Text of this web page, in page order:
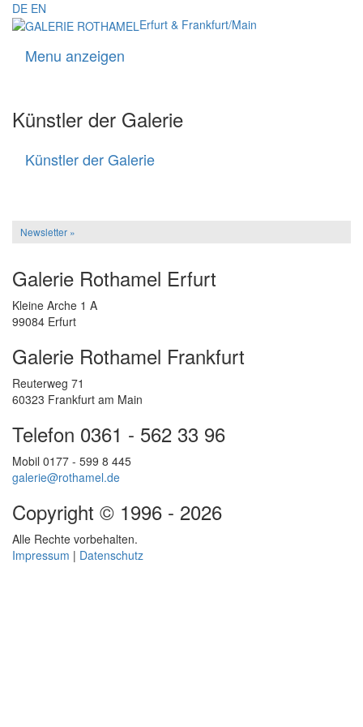
DE EN
Erfurt & Frankfurt/Main
Menu anzeigen
Künstler der Galerie
Künstler der Galerie
Newsletter »
Galerie Rothamel Erfurt
Kleine Arche 1 A
99084 Erfurt
Galerie Rothamel Frankfurt
Reuterweg 71
60323 Frankfurt am Main
Telefon 0361 - 562 33 96
Mobil 0177 - 599 8 445
galerie@rothamel.de
Copyright © 1996 - 2026
Alle Rechte vorbehalten.
Impressum | Datenschutz